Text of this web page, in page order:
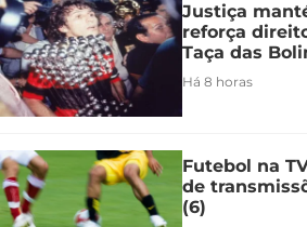
Justiça
reforça
Taça das
Há 8 horas
Futebol na
de
(6)